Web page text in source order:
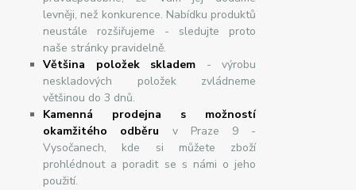
levněji, než konkurence. Nabídku produktů
neustále rozšiřujeme - sledujte proto
naše stránky pravidelně.
Většina položek skladem - výrobu
neskladových položek zvládneme
většinou do 3 dnů.
Kamenná prodejna s možností
okamžitého odběru v Praze 9 -
Vysočanech, kde si můžete zboží
prohlédnout a poradit se s námi o jeho
použití.